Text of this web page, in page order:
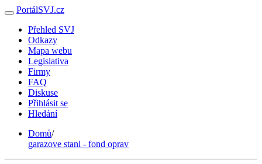
PortálSVJ.cz
Přehled SVJ
Odkazy
Mapa webu
Legislativa
Firmy
FAQ
Diskuse
Přihlásit se
Hledání
Domů/
garazove stani - fond oprav